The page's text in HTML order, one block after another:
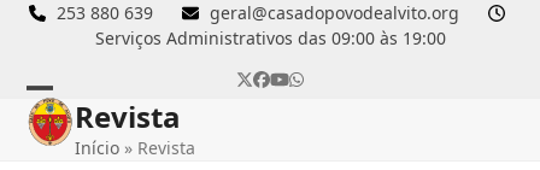
Skip
253 880 639
geral@casadopovodealvito.org
Serviços Administrativos das 09:00 às 19:00
Twitter
Facebook
YouTube
Whatsapp
Open
mobile
Close
mobile
Revista
Início » Revista